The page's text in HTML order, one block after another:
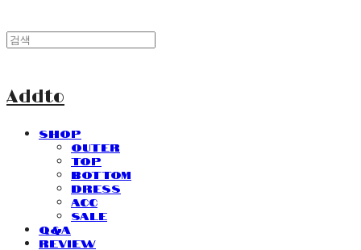
Addto
SHOP
Outer
Top
Bottom
Dress
Acc
Sale
Q&A
Review